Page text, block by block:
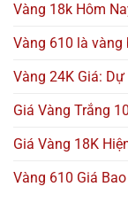
Vàng 18k Hôm
Vàng 610 là vàng
Vàng 24K Giá:
Giá Vàng Trắng
Giá Vàng 18K
Vàng 610 Giá